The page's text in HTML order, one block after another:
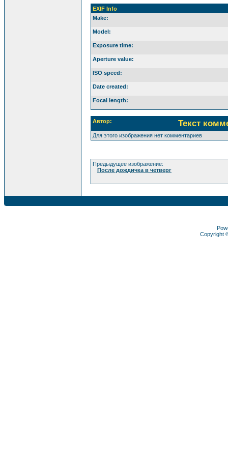
EXIF Info
Make:
Model:
Exposure time:
Aperture value:
ISO speed:
Date created:
Focal length:
Автор: Текст
Для этого изображения нет комментариев
Предыдущее изображение:
После дождичка в четверг
Copyright